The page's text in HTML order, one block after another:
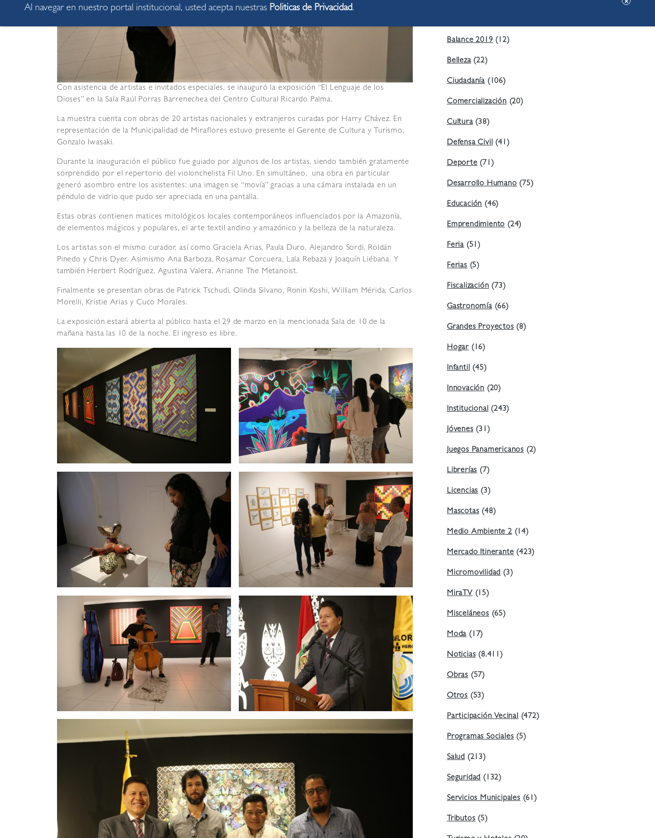
Con asistencia de artistas e invitados especiales, se inauguró la exposición “El Lenguaje de los
Dioses” en la Sala Raúl Porras Barrenechea del Centro Cultural Ricardo Palma.
La muestra cuenta con obras de 20 artistas nacionales y extranjeros curadas por Harry Chávez. En
representación de la Municipalidad de Miraflores estuvo presente el Gerente de Cultura y Turismo,
Gonzalo Iwasaki.
Durante la inauguración el público fue guiado por algunos de los artistas, siendo también gratamente
sorprendido por el repertorio del violonchelista Fil Uno. En simultáneo, una obra en particular
generó asombro entre los asistentes: una imagen se “movía” gracias a una cámara instalada en un
péndulo de vidrio que pudo ser apreciada en una pantalla.
Estas obras contienen matices mitológicos locales contemporáneos influenciados por la Amazonía,
de elementos mágicos y populares, el arte textil andino y amazónico y la belleza de la naturaleza.
Los artistas son el mismo curador, así como Graciela Arias, Paula Duro, Alejandro Sordi, Roldán
Pinedo y Chris Dyer. Asimismo Ana Barboza, Rosamar Corcuera, Lala Rebaza y Joaquín Liébana. Y
también Herbert Rodríguez, Agustina Valera, Arianne The Metanoist.
Finalmente se presentan obras de Patrick Tschudi, Olinda Silvano, Ronin Koshi, William Mérida, Carlos
Morelli, Kristie Arias y Cuco Morales.
La exposición estará abierta al público hasta el 29 de marzo en la mencionada Sala de 10 de la
mañana hasta las 10 de la noche. El ingreso es libre.
Balance 2019(12)
Belleza(22)
Ciudadanía (106)
Comercialización(20)
Cultura(38)
Defensa Civil(41)
Deporte(71)
Desarrollo Humano(75)
Educación(46)
Emprendimiento(24)
Feria (51)
Ferias(5)
Fiscalización(73)
Gastronomía(66)
Grandes Proyectos(8)
Hogar (16)
Infantil(45)
Innovación (20)
Institucional(243)
Jóvenes(31)
Juegos Panamericanos (2)
Librerías(7)
Licencias(3)
Mascotas(48)
Medio Ambiente 2(14)
Mercado Itinerante(423)
Micromovilidad(3)
MiraTV(15)
Misceláneos(65)
Moda(17)
Noticias(8.411)
Obras (57)
Otros (53)
Participación Vecinal(472)
Programas Sociales(5)
Salud (213)
Seguridad(132)
Servicios Municipales(61)
Tributos(5)
Al navegar en nuestro portal institucional, usted acepta nuestras Politicas de Privacidad.